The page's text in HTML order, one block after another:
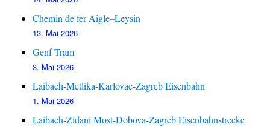
Chemin de fer Aigle–Leysin
13. Mai 2026
Genf Tram
3. Mai 2026
Laibach-Metlika-Karlovac-Zagreb Eisenbahn
1. Mai 2026
Laibach-Zidani Most-Dobova-Zagreb Eisenbahnstrecke